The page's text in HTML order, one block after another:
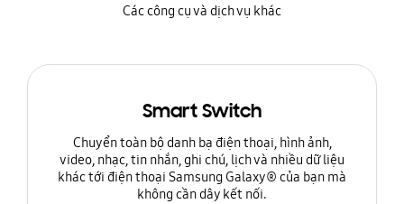
Các công cụ và dịch vụ khác
Smart Switch
Chuyển toàn bộ danh bạ điện thoại, hình ảnh,
video, nhạc, tin nhắn, ghi chú, lịch và nhiều dữ liệu
khác tới điện thoại Samsung Galaxy® của bạn mà
không cần dây kết nối.